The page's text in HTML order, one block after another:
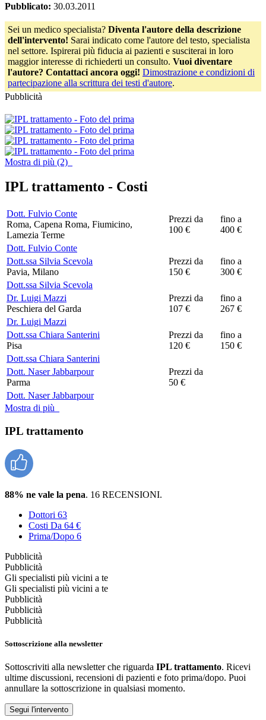
Pubblicato: 30.03.2011
Sei un medico specialista? Diventa l'autore della descrizione
dell'intervento! Sarai indicato come l'autore del testo, specialista
nel settore. Ispirerai più fiducia ai pazienti e susciterai in loro
maggior interesse di richiederti un consulto. Vuoi diventare
l'autore? Contattaci ancora oggi! Dimostrazione e condizioni di
partecipazione alla scrittura dei testi d'autore.
Pubblicità
Mostra di più (2)
IPL trattamento - Costi
Dott. Fulvio Conte
Roma, Capena Roma, Fiumicino,
Lamezia Terme
Prezzi da
100 €
fino a
400 €
Dott. Fulvio Conte
Dott.ssa Silvia Scevola
Pavia, Milano
Prezzi da
150 €
fino a
300 €
Dott.ssa Silvia Scevola
Dr. Luigi Mazzi
Peschiera del Garda
Prezzi da
107 €
fino a
267 €
Dr. Luigi Mazzi
Dott.ssa Chiara Santerini
Pisa
Prezzi da
120 €
fino a
150 €
Dott.ssa Chiara Santerini
Dott. Naser Jabbarpour
Parma
Prezzi da
50 €
Dott. Naser Jabbarpour
Mostra di più
IPL trattamento
88% ne vale la pena. 16 RECENSIONI.
Dottori 63
Costi Da 64 €
Prima/Dopo 6
Pubblicità
Pubblicità
Gli specialisti più vicini a te
Gli specialisti più vicini a te
Pubblicità
Pubblicità
Pubblicità
Sottoscrizione alla newsletter
Sottoscriviti alla newsletter che riguarda IPL trattamento. Ricevi
ultime discussioni, recensioni di pazienti e foto prima/dopo. Puoi
annullare la sottoscrizione in qualsiasi momento.
Segui l'intervento